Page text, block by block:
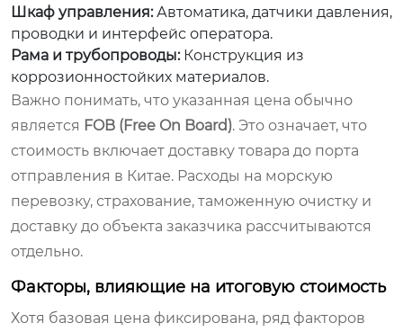
Шкаф управления:Автоматика, датчики давления,
проводки и интерфейс оператора.
Рама и трубопроводы:Конструкция из
коррозионностойких материалов.
Важно понимать, что указанная цена обычно
является FOB (Free On Board). Это означает, что
стоимость включает доставку товара до порта
отправления в Китае. Расходы на морскую
перевозку, страхование, таможенную очистку и
доставку до объекта заказчика рассчитываются
отдельно.
Факторы, влияющие на итоговую стоимость
Хотя базовая цена фиксирована, ряд факторов